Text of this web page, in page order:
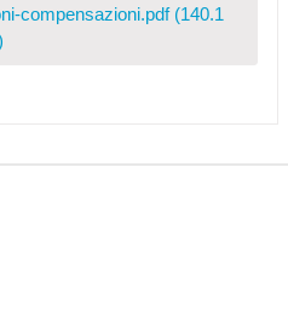
compensazioni.pdf (140.1